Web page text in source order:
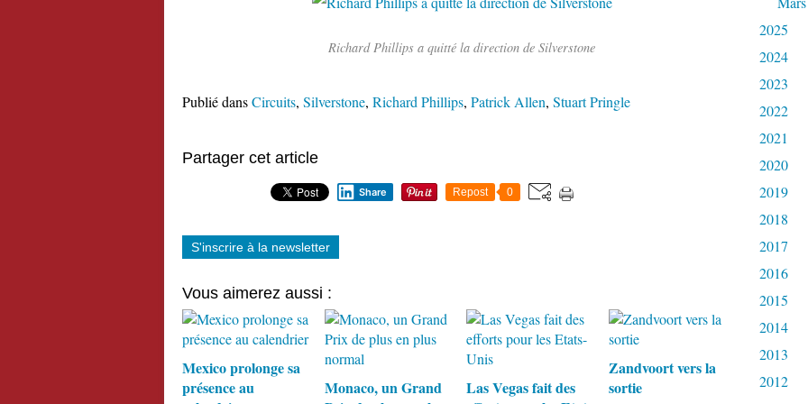
Richard Phillips a quitté la direction de Silverstone
Publié dansCircuits, Silverstone, Richard Phillips, Patrick Allen, Stuart Pringle
Partager cet article
Share Repost 0
S'inscrire à la newsletter
Vous aimerez aussi :
Mexico prolonge sa
présence au
Monaco, un Grand
Las Vegas fait des
Zandvoort vers la
sortie
2025
2024
2023
2022
2021
2020
2019
2018
2017
2016
2015
2014
2013
2012